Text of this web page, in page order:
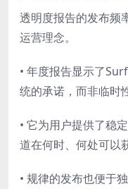
透明度报告的发布频
运营理念。
• 年度报告显示了
统的承诺，而非临时
• 它为用户提供了稳
道在何时、何处可以
• 规律的发布也便于